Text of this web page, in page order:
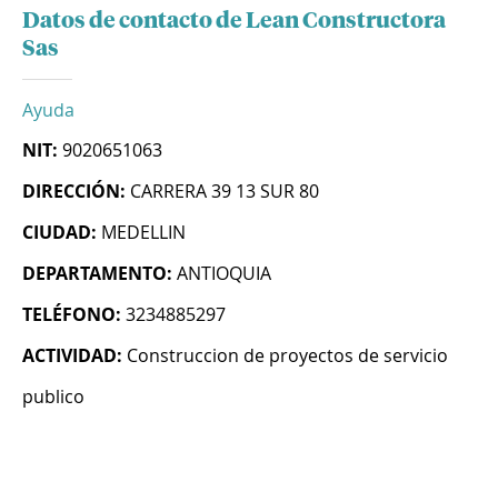
Datos de contacto de Lean Constructora
Sas
Ayuda
NIT: 9020651063
DIRECCIÓN: CARRERA 39 13 SUR 80
CIUDAD: MEDELLIN
DEPARTAMENTO: ANTIOQUIA
TELÉFONO: 3234885297
ACTIVIDAD: Construccion de proyectos de servicio
publico